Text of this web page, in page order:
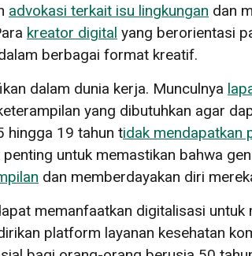
advokasi terkait isu lingkungan dan
kreator digital yang berorientasi
berbagai format kreatif.
dalam dunia kerja. Munculnya
yang dibutuhkan agar
hingga 19 tahun tidak mendapatkan
untuk memastikan bahwa
dan memberdayakan diri
memanfaatkan digitalisasi untuk
platform layanan kesehatan